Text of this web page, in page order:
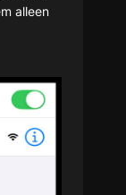
alleen